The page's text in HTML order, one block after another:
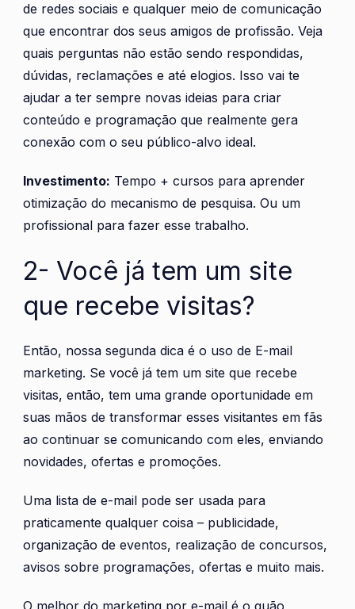
de redes sociais e qualquer meio de comunicação
que encontrar dos seus amigos de profissão. Veja
quais perguntas não estão sendo respondidas,
dúvidas, reclamações e até elogios. Isso vai te
ajudar a ter sempre novas ideias para criar
conteúdo e programação que realmente gera
conexão com o seu público-alvo ideal.
Investimento: Tempo + cursos para aprender
otimização do mecanismo de pesquisa. Ou um
profissional para fazer esse trabalho.
2- Você já tem um site
que recebe visitas?
Então, nossa segunda dica é o uso de E-mail
marketing. Se você já tem um site que recebe
visitas, então, tem uma grande oportunidade em
suas mãos de transformar esses visitantes em fãs
ao continuar se comunicando com eles, enviando
novidades, ofertas e promoções.
Uma lista de e-mail pode ser usada para
praticamente qualquer coisa – publicidade,
organização de eventos, realização de concursos,
avisos sobre programações, ofertas e muito mais.